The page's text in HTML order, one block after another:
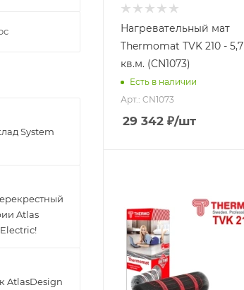
Нагревательный мат
Thermomat TVK 210 - 5,7
кв.м. (CN1073)
Есть в наличии
Арт.: CN1073
29 342 ₽/шт
System
Atlas
AtlasDesign